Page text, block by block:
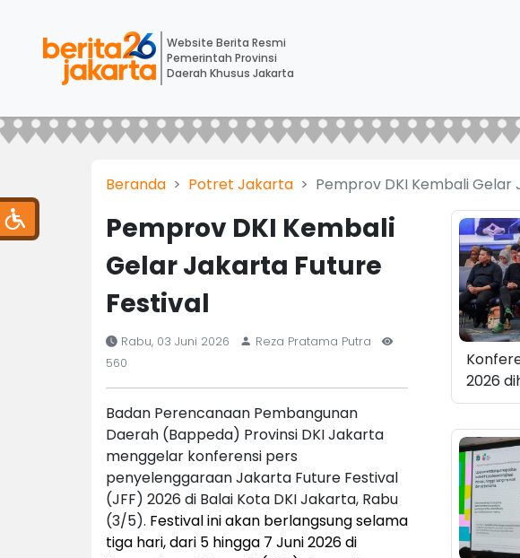
Website Berita Resmi
Pemerintah Provinsi
Daerah Khusus Jakarta
Beranda Potret Jakarta Pemprov DKI Kembali
Pemprov DKI Kembali
Gelar Jakarta Future
Festival
Rabu, 03 Juni 2026
Reza Pratama Putra
560
Badan Perencanaan Pembangunan
Daerah (Bappeda) Provinsi DKI Jakarta
menggelar konferensi pers
penyelenggaraan Jakarta Future Festival
(JFF) 2026 di Balai Kota DKI Jakarta, Rabu
(3/5). Festival ini akan berlangsung selama
tiga hari, dari 5 hingga 7 Juni 2026 di
2026
Wakil
dan